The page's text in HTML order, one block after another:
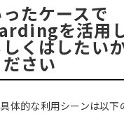
たケースで
を活用
くはしたい
さい
体的な利用シーンは以下